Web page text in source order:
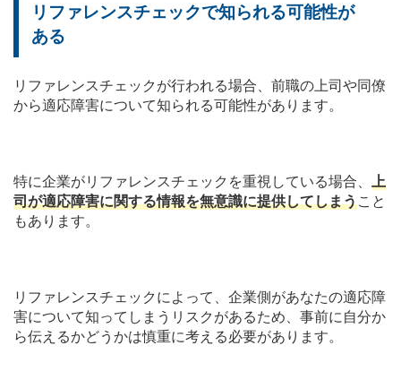
リファレンスチェックで知られる可能性が
ある
リファレンスチェックが行われる場合、前職の上司や同僚
から適応障害について知られる可能性があります。
特に企業がリファレンスチェックを重視している場合、 上
司が適応障害に関する情報を無意識に提供してしまうこと
もあります。
リファレンスチェックによって、企業側があなたの適応障
害について知ってしまうリスクがあるため、事前に自分か
ら伝えるかどうかは慎重に考える必要があります。